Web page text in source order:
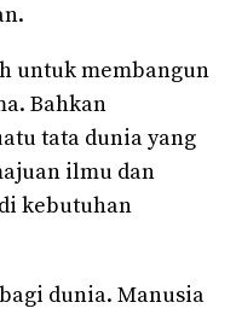
untuk membangun
Bahkan
tata dunia yang
ilmu dan
kebutuhan
dunia. Manusia